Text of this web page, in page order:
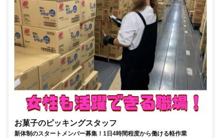
お菓子のピッキングスタッフ
新体制のスタートメンバー募集！1日4時間程度から働ける軽作業